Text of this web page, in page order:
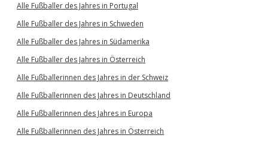
Alle Fußballer des Jahres in Portugal
Alle Fußballer des Jahres in Schweden
Alle Fußballer des Jahres in Südamerika
Alle Fußballer des Jahres in Österreich
Alle Fußballerinnen des Jahres in der Schweiz
Alle Fußballerinnen des Jahres in Deutschland
Alle Fußballerinnen des Jahres in Europa
Alle Fußballerinnen des Jahres in Österreich